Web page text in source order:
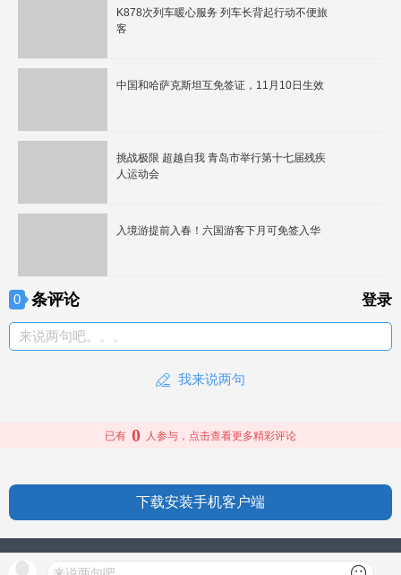
K878次列车暖心服务 列车长背起行动不便旅
客
中国和哈萨克斯坦互免签证，11月10日生效
挑战极限 超越自我 青岛市举行第十七届残疾
人运动会
入境游提前入春！六国游客下月可免签入华
0 条评论 登录
来说两句吧。。。
我来说两句
已有 0 人参与，点击查看更多精彩评论
下载安装手机客户端
授权信息